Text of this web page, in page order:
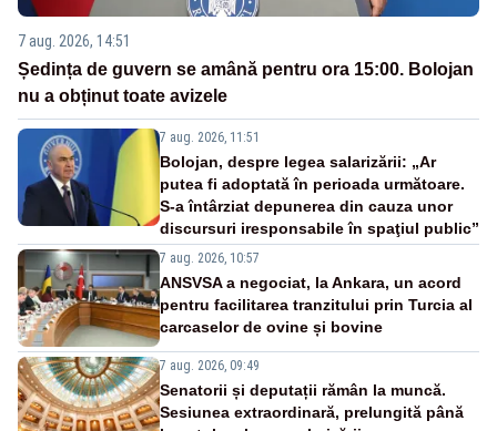
7 aug. 2026, 14:51
Ședința de guvern se amână pentru ora 15:00. Bolojan
nu a obținut toate avizele
7 aug. 2026, 11:51
Bolojan, despre legea salarizării: „Ar
putea fi adoptată în perioada următoare.
S-a întârziat depunerea din cauza unor
discursuri iresponsabile în spaţiul public”
7 aug. 2026, 10:57
ANSVSA a negociat, la Ankara, un acord
pentru facilitarea tranzitului prin Turcia al
carcaselor de ovine și bovine
7 aug. 2026, 09:49
Senatorii și deputații rămân la muncă.
Sesiunea extraordinară, prelungită până